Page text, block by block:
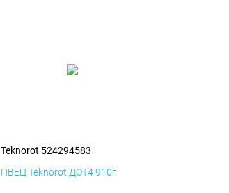
Teknorot 524294583
ПВЕЦ Teknorot ДОТ4 910г